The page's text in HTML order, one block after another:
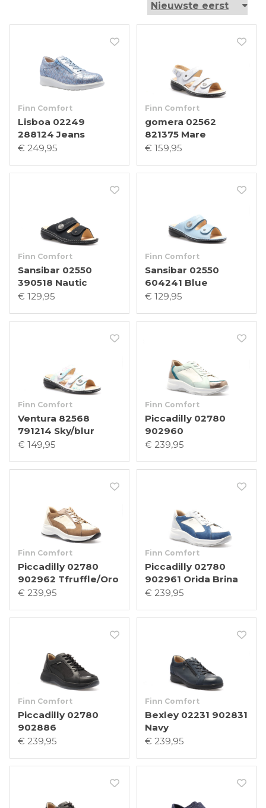
Finn Comfort
Lisboa 02249
288124 Jeans
€ 249,95
Finn Comfort
gomera 02562
821375 Mare
€ 159,95
Finn Comfort
Sansibar 02550
390518 Nautic
€ 129,95
Finn Comfort
Sansibar 02550
604241 Blue
€ 129,95
Finn Comfort
Ventura 82568
791214 Sky/blur
€ 149,95
Finn Comfort
Piccadilly 02780
902960
€ 239,95
Finn Comfort
Piccadilly 02780
902962 Tfruffle/Oro
€ 239,95
Finn Comfort
Piccadilly 02780
902961 Orida Brina
€ 239,95
Finn Comfort
Piccadilly 02780
902886
€ 239,95
Finn Comfort
Bexley 02231 902831
Navy
€ 239,95